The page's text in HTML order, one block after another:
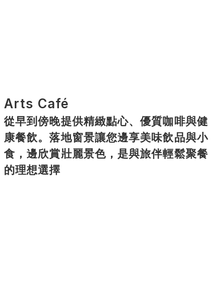
Arts Café
從早到傍晚提供精緻點心、優質咖啡與健
康餐飲。落地窗景讓您邊享美味飲品與小
食，邊欣賞壯麗景色，是與旅伴輕鬆聚餐
的理想選擇